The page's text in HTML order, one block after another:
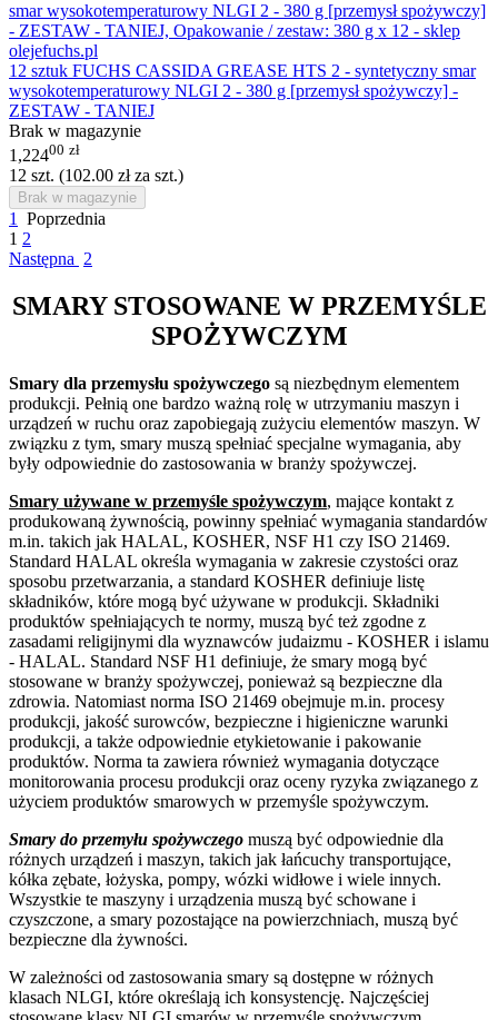
12 sztuk FUCHS CASSIDA GREASE HTS 2 - syntetyczny smar
wysokotemperaturowy NLGI 2 - 380 g [przemysł spożywczy] -
ZESTAW - TANIEJ
Brak w magazynie
1,22400 zł
12 szt. (102.00 złza szt.)
Brak w magazynie
1
Poprzednia
1 2
Następna 2
SMARY STOSOWANE W PRZEMYŚLE
SPOŻYWCZYM
Smary dla przemysłu spożywczego są niezbędnym elementem
produkcji. Pełnią one bardzo ważną rolę w utrzymaniu maszyn i
urządzeń w ruchu oraz zapobiegają zużyciu elementów maszyn. W
związku z tym, smary muszą spełniać specjalne wymagania, aby
były odpowiednie do zastosowania w branży spożywczej.
Smary używane w przemyśle spożywczym, mające kontakt z
produkowaną żywnością, powinny spełniać wymagania standardów
m.in. takich jak HALAL, KOSHER, NSF H1 czy ISO 21469.
Standard HALAL określa wymagania w zakresie czystości oraz
sposobu przetwarzania, a standard KOSHER definiuje listę
składników, które mogą być używane w produkcji. Składniki
produktów spełniających te normy, muszą być też zgodne z
zasadami religijnymi dla wyznawców judaizmu - KOSHER i islamu
- HALAL. Standard NSF H1 definiuje, że smary mogą być
stosowane w branży spożywczej, ponieważ są bezpieczne dla
zdrowia. Natomiast norma ISO 21469 obejmuje m.in. procesy
produkcji, jakość surowców, bezpieczne i higieniczne warunki
produkcji, a także odpowiednie etykietowanie i pakowanie
produktów. Norma ta zawiera również wymagania dotyczące
monitorowania procesu produkcji oraz oceny ryzyka związanego z
użyciem produktów smarowych w przemyśle spożywczym.
Smary do przemyłu spożywczego muszą być odpowiednie dla
różnych urządzeń i maszyn, takich jak łańcuchy transportujące,
kółka zębate, łożyska, pompy, wózki widłowe i wiele innych.
Wszystkie te maszyny i urządzenia muszą być schowane i
czyszczone, a smary pozostające na powierzchniach, muszą być
bezpieczne dla żywności.
W zależności od zastosowania smary są dostępne w różnych
klasach NLGI, które określają ich konsystencję. Najczęściej